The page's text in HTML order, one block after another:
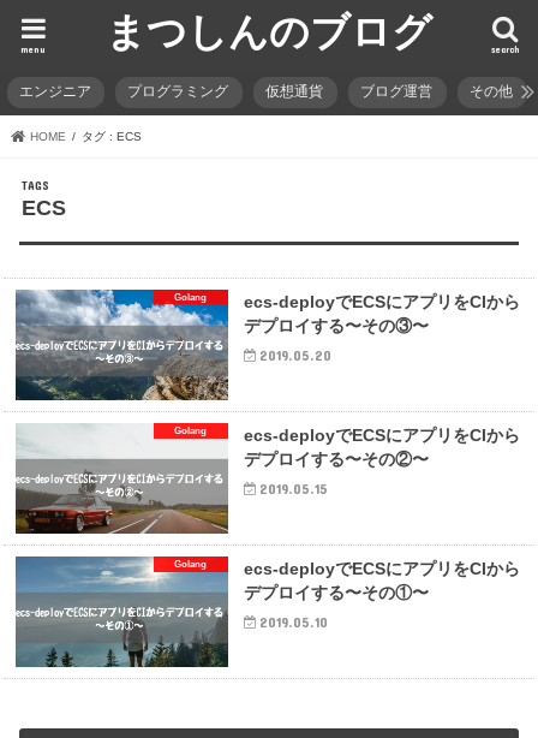
まつしんのブログ search
menu
エンジニア プログラミング 仮想通貨 ブログ運営 その他
HOME タグ : ECS
ECS
Golang
ecs-deployでECSにアプリをCIから
デプロイする〜その③〜
2019.05.20
Golang
ecs-deployでECSにアプリをCIから
デプロイする〜その②〜
2019.05.15
Golang
ecs-deployでECSにアプリをCIから
デプロイする〜その①〜
2019.05.10